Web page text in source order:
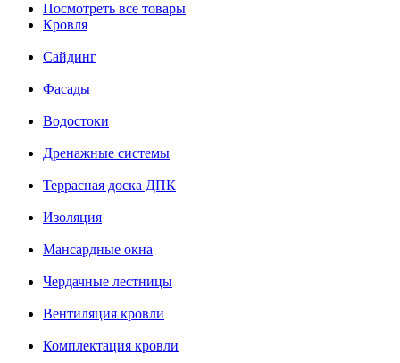
Посмотреть все товары
Кровля
Сайдинг
Фасады
Водостоки
Дренажные системы
Террасная доска ДПК
Изоляция
Мансардные окна
Чердачные лестницы
Вентиляция кровли
Комплектация кровли